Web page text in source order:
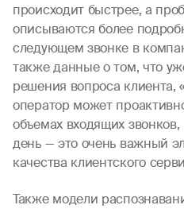
происходит быстрее, а
описываются более
следующем звонке в
также данные о том, что
решения вопроса клиента,
оператор может
объемах входящих
день — это очень важный
качества клиентского
Также модели